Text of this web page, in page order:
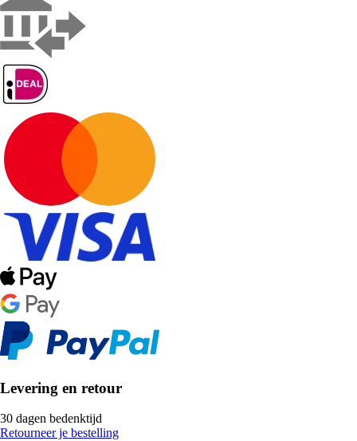
Levering en retour
30 dagen bedenktijd
Retourneer je bestelling